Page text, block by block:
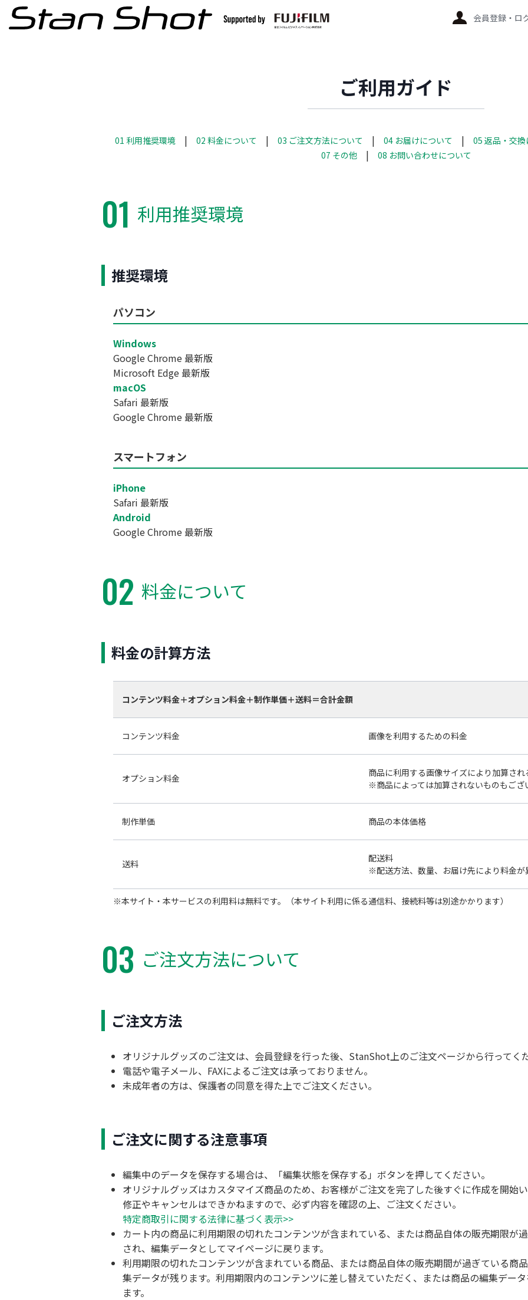
会員登録・ロ
ご利用ガイド
01 利用推奨環境 02 料金について 03 ご注文方法について 04 お届けについて 05 返品・交換
07 その他
08 お問い合わせについて
01 利用推奨環境
推奨環境
パソコン
Windows
Google Chrome 最新版
Microsoft Edge 最新版
macOS
Safari 最新版
Google Chrome 最新版
スマートフォン
iPhone
Safari 最新版
Android
Google Chrome 最新版
02 料金について
料金の計算方法
コンテンツ料金＋オプション料金＋制作単価＋送料＝合計金額
コンテンツ料金 画像を利用するための料金
オプション料金
商品に利用する画像サイズにより加算され
※商品によっては加算されないものもござ
制作単価 商品の本体価格
送料
配送料
※配送方法、数量、お届け先により料金が
※本サイト・本サービスの利用料は無料です。（本サイト利用に係る通信料、接続料等は別途かかります）
03 ご注文方法について
ご注文方法
オリジナルグッズのご注文は、会員登録を行った後、StanShot上のご注文ページから行ってく
電話や電子メール、FAXによるご注文は承っておりません。
未成年者の方は、保護者の同意を得た上でご注文ください。
ご注文に関する注意事項
編集中のデータを保存する場合は、「編集状態を保存する」ボタンを押してください。
オリジナルグッズはカスタマイズ商品のため、お客様がご注文を完了した後すぐに作成を開始
修正やキャンセルはできかねますので、必ず内容を確認の上、ご注文ください。
特定商取引に関する法律に基づく表示>>
カート内の商品に利用期限の切れたコンテンツが含まれている、または商品自体の販売期限が
され、編集データとしてマイページに戻ります。
利用期限の切れたコンテンツが含まれている商品、または商品自体の販売期間が過ぎている商
集データが残ります。利用期限内のコンテンツに差し替えていただく、または商品の編集デー
ます。